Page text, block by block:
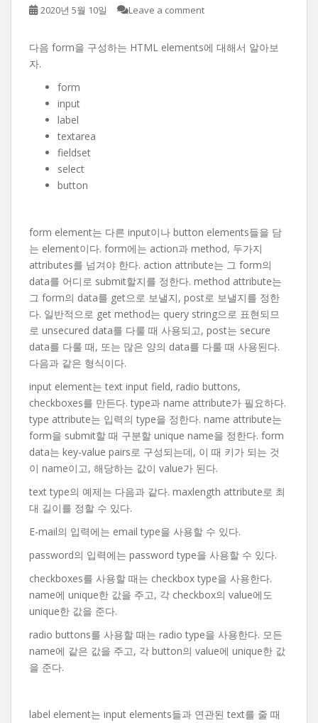
2020년 5월 10일 Leave a comment
다음 form을 구성하는 HTML elements에 대해서 알아보
자.
form
input
label
textarea
fieldset
select
button
form element는 다른 input이나 button elements들을 담
는 element이다. form에는 action과 method, 두가지
attributes를 넘겨야 한다. action attribute는 그 form의
data를 어디로 submit할지를 정한다. method attribute는
그 form의 data를 get으로 보낼지, post로 보낼지를 정한
다. 일반적으로 get method는 query string으로 표현되므
로 unsecured data를 다룰 때 사용되고, post는 secure
data를 다룰 때, 또는 많은 양의 data를 다룰 때 사용된다.
다음과 같은 형식이다.
input element는 text input field, radio buttons,
checkboxes를 만든다. type과 name attribute가 필요하다.
type attribute는 입력의 type을 정한다. name attribute는
form을 submit할 때 구분할 unique name을 정한다. form
data는 key-value pairs로 구성되는데, 이 때 키가 되는 것
이 name이고, 해당하는 값이 value가 된다.
text type의 예제는 다음과 같다. maxlength attribute로 최
대 길이를 정할 수 있다.
E-mail의 입력에는 email type을 사용할 수 있다.
password의 입력에는 password type을 사용할 수 있다.
checkboxes를 사용할 때는 checkbox type을 사용한다.
name에 unique한 값을 주고, 각 checkbox의 value에도
unique한 값을 준다.
radio buttons를 사용할 때는 radio type을 사용한다. 모든
name에 같은 값을 주고, 각 button의 value에 unique한 값
을 준다.
label element는 input elements들과 연관된 text를 줄 때